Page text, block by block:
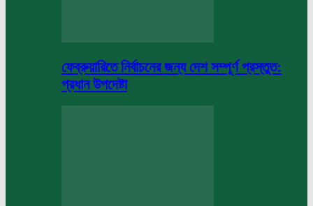
ফেব্রুয়ারিতে নির্বাচনের জন্য দেশ সম্পূর্ণ প্রস্তুত:
প্রধান উপদেষ্টা